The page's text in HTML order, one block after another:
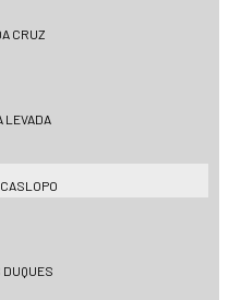
CRUZ
LEVADA
DUQUES